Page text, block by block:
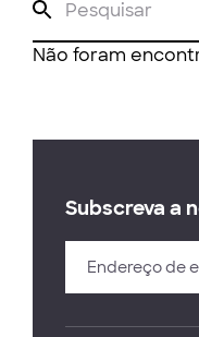
Não foram
Subscreva a